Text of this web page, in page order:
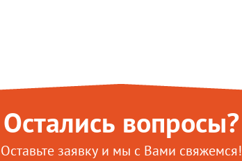
Остались вопросы?
Оставьте заявку и мы с Вами свяжемся!